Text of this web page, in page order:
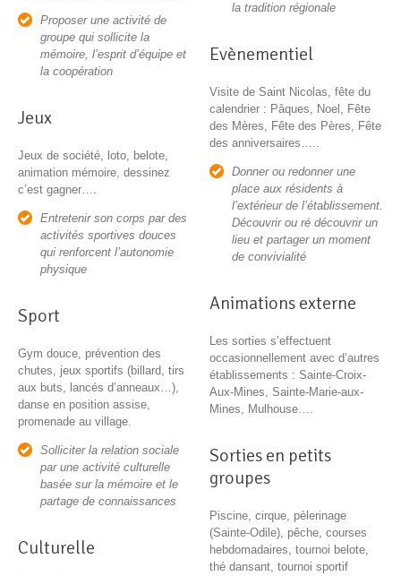
Proposer une activité de
groupe qui sollicite la
mémoire, l’esprit d’équipe et
la coopération
Jeux
Jeux de société, loto, belote,
animation mémoire, dessinez
c’est gagner….
Entretenir son corps par des
activités sportives douces
qui renforcent l’autonomie
physique
Sport
Gym douce, prévention des
chutes, jeux sportifs (billard, tirs
aux buts, lancés d’anneaux…),
danse en position assise,
promenade au village.
Solliciter la relation sociale
par une activité culturelle
basée sur la mémoire et le
partage de connaissances
Culturelle
la tradition régionale
Evènementiel
Visite de Saint Nicolas, fête du
calendrier : Pâques, Noel, Fête
des Mères, Fête des Pères, Fête
des anniversaires…..
Donner ou redonner une
place aux résidents à
l’extérieur de l’établissement.
Découvrir ou ré découvrir un
lieu et partager un moment
de convivialité
Animations externe
Les sorties s’effectuent
occasionnellement avec d’autres
établissements : Sainte-Croix-
Aux-Mines, Sainte-Marie-aux-
Mines, Mulhouse….
Sorties en petits
groupes
Piscine, cirque, pèlerinage
(Sainte-Odile), pêche, courses
hebdomadaires, tournoi belote,
thé dansant, tournoi sportif